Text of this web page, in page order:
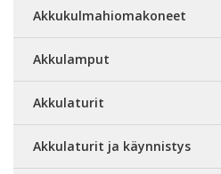
Akkukulmahiomakoneet
Akkulamput
Akkulaturit
Akkulaturit ja käynnistys